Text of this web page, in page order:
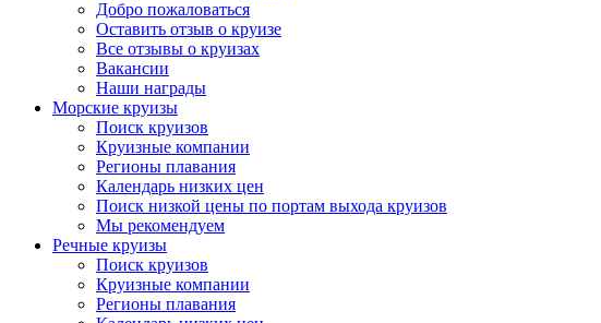
Добро пожаловаться
Оставить отзыв о круизе
Все отзывы о круизах
Вакансии
Наши награды
Морские круизы
Поиск круизов
Круизные компании
Регионы плавания
Календарь низких цен
Поиск низкой цены по портам выхода круизов
Мы рекомендуем
Речные круизы
Поиск круизов
Круизные компании
Регионы плавания